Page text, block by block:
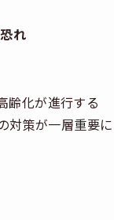
れ
齢化が進行する
対策が一層重要に